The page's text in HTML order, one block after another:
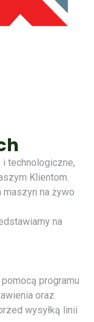
technologiczne,
Klientom.
na żywo
na
programu
oraz
wysyłką linii